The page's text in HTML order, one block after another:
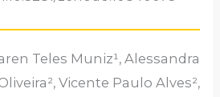
Teles Muniz¹, Alessandra
Vicente Paulo Alves²,